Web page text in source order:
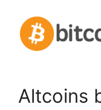
inhoud
Altcoins